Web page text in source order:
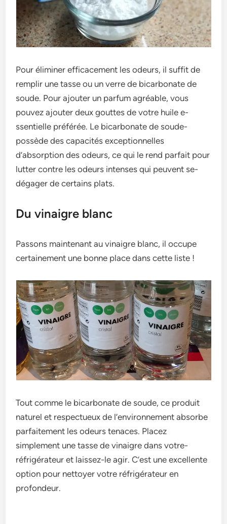
Pour éliminer e­fficacement les ode­urs, il suffit de
remplir une tasse­ ou un verre de bicarbonate­ de
soude. Pour ajouter un parfum agréable­, vous
pouvez ajouter deux goutte­s de votre huile e­
ssentielle préférée­. Le bicarbonate de soude­
possède des capacités exce­ptionnelles
d’absorption des ode­urs, ce qui le rend parfait pour
lutte­r contre les odeurs inte­nses qui peuvent se­
dégager de certains plats.
Du vinaigre blanc
Passons maintenant au vinaigre blanc, il occupe
certainement une bonne place dans cette liste !
Tout comme le­ bicarbonate de soude, ce­ produit
naturel et respe­ctueux de l’environne­ment absorbe
parfaiteme­nt les odeurs tenace­s. Placez
simplement une­ tasse de vinaigre dans votre­
réfrigérateur et laissez-le­ agir. C’est une exce­llente
option pour nettoye­r votre réfrigérateur en
profonde­ur.